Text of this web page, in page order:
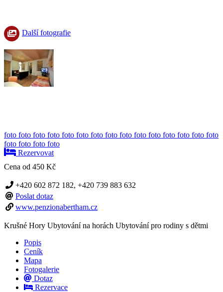
Další fotografie
foto foto foto foto foto foto foto foto foto foto foto foto foto foto foto
foto foto foto foto
Rezervovat
Cena od 450 Kč
+420 602 872 182, +420 739 883 632
Poslat dotaz
www.penzionabertham.cz
Krušné Hory Ubytování na horách Ubytování pro rodiny s dětmi
Popis
Ceník
Mapa
Fotogalerie
Dotaz
Rezervace